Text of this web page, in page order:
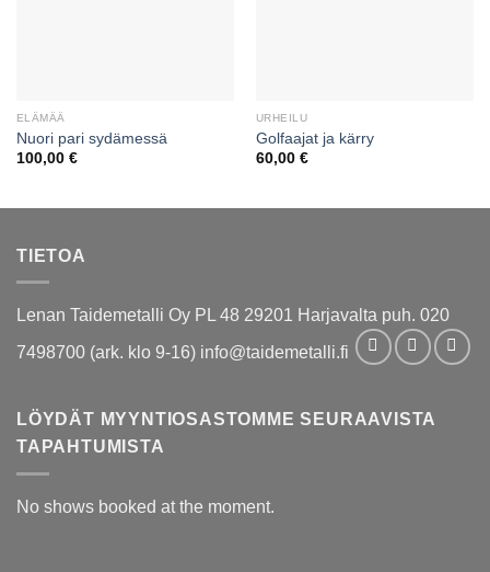
ELÄMÄÄ
Nuori pari sydämessä
100,00 €
URHEILU
Golfaajat ja kärry
60,00 €
TIETOA
Lenan Taidemetalli Oy PL 48 29201 Harjavalta puh. 020
7498700 (ark. klo 9-16) info@taidemetalli.fi
LÖYDÄT MYYNTIOSASTOMME SEURAAVISTA
TAPAHTUMISTA
No shows booked at the moment.